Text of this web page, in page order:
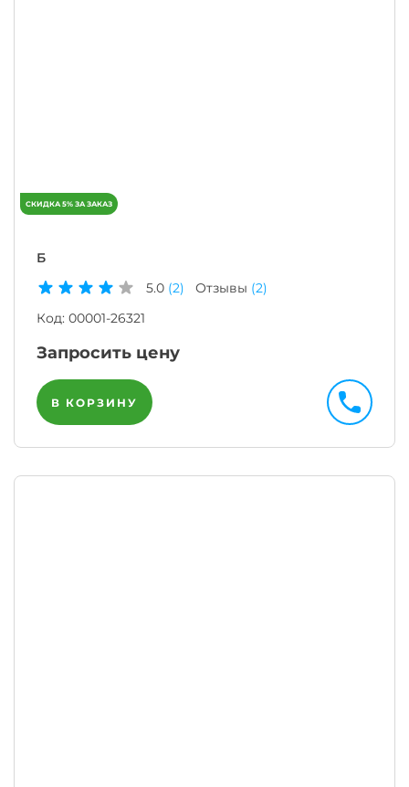
Б
5.0 (2) Отзывы (2)
Код: 00001-26321
Запросить цену
В КОРЗИНУ